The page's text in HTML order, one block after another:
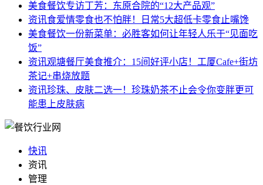
美食餐饮专访丁芳：东原合院的“12大产品观”
资讯食爱情零食也不怕胖！日常5大超低卡零食止嘴馋
美食餐饮一份新菜单：必胜客如何让年轻人乐于“见面吃
饭”
资讯观塘餐厅美食推介：15间好评小店！工厦Cafe+街坊
茶记+串烧放题
资讯珍珠、皮肤二选一！珍珠奶茶不止会令你变胖更可
能患上皮肤病
快讯
资讯
管理